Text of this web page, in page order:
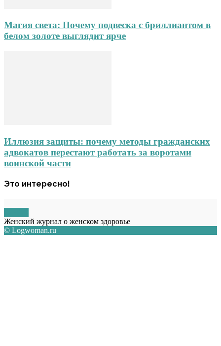
Магия света: Почему подвеска с бриллиантом в
белом золоте выглядит ярче
Иллюзия защиты: почему методы гражданских
адвокатов перестают работать за воротами
воинской части
Это интересно!
Женский журнал о женском здоровье
© Logwoman.ru